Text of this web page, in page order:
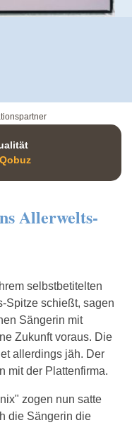
Qobuz
Allerwelts-
selbstbetitelten
Spitze schießt, sagen
Sängerin mit
Zukunft voraus. Die
allerdings jäh. Der
mit der Plattenfirma.
zogen nun satte
die Sängerin die